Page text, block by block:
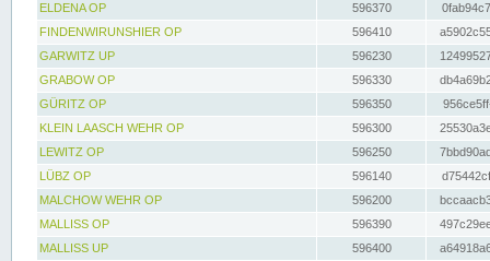
ELDENA OP
596370
FINDENWIRUNSHIER OP
596410
GARWITZ UP
596230
GRABOW OP
596330
GÜRITZ OP
596350
KLEIN LAASCH WEHR OP
596300
LEWITZ OP
596250
LÜBZ OP
596140
MALCHOW WEHR OP
596200
MALLISS OP
596390
MALLISS UP
596400